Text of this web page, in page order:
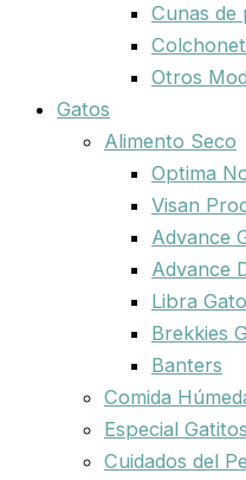
Cunas de
Otros
Gatos
Alimento Seco
Optima
Visan
Advance
Advance
Libra
Brekkies
Banters
Comida
Especial Gatitos
Cuidados del